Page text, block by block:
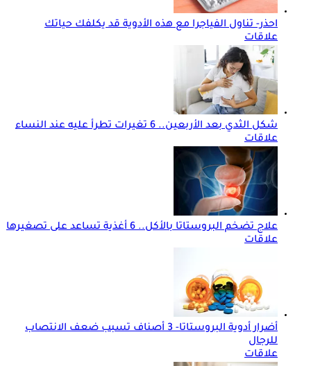
احذر- تناول الفياجرا مع هذه الأدوية قد يكلفك حياتك
علاقات
شكل الثدي بعد الأربعين.. 6 تغيرات تطرأ عليه عند النساء
علاقات
علاج تضخم البروستاتا بالأكل.. 6 أغذية تساعد على تصغيرها
علاقات
أضرار أدوية البروستاتا- 3 أصناف تسبب ضعف الانتصاب
للرجال
علاقات